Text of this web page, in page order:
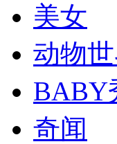
纽约上演“枕头大
司机酒驾遇交警
美女
动物
BABY
奇闻